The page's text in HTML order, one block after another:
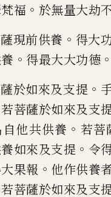
福 。 於無量大劫
現前供養 。 得大
。 得最大大功德 。
於如來及支提 。
若菩薩於如來及支
他共供養 。 若菩
如來及支提 。 令
果報 。 他作供養
若菩薩於如來及支